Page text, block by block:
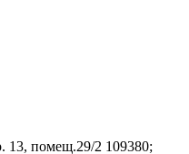
13, помещ.29/2 109380;